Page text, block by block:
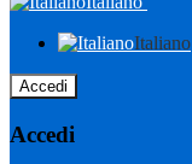
Italiano
Accedi
Accedi